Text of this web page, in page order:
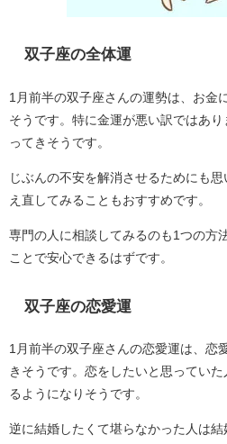
双子座の全体運
1月前半の双子座さんの運勢は、お金
そうです。特に金運が悪い訳ではあ
ってきそうです。
じぶんの不安を解消させるためにも
え直してみることもおすすめです。
専門の人に相談してみるのも1つの方
ことで安心できるはずです。
双子座の恋愛運
1月前半の双子座さんの恋愛運は、恋
きそうです。恋をしたいと思ってい
るようになりそうです。
逆に結婚したくて堪らなかった人は